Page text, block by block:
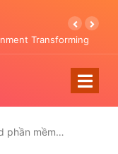
Transforming
phần mềm…